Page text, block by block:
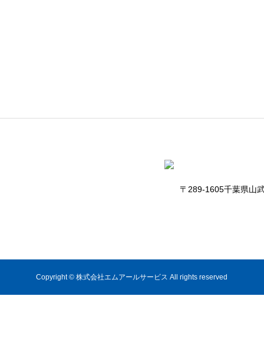
〒289-1605千葉県山
Copyright © 株式会社エムアールサービス All rights reserved